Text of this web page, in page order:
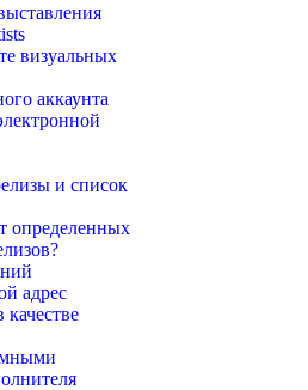
визуальных
аккаунта
и список
определенных
адрес